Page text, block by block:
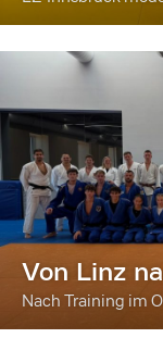
Von Linz
Nach Training im